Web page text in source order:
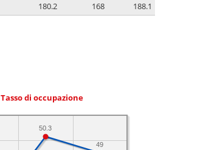
180.2 168 188.1
Tasso di occupazione
49
50.3